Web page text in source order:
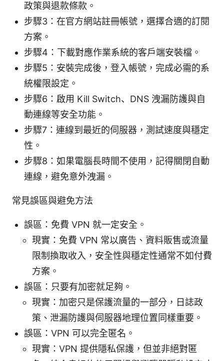
政策與退款條款。
步驟3：在官方網站註冊帳號，選擇合適的訂閱
方案。
步驟4：下載對應作業系統的客戶端安裝檔。
步驟5：安裝完成後，登入帳號，完成必需的系
統權限設定。
步驟6：啟用 Kill Switch、DNS 洩漏防護與自
動連線等安全功能。
步驟7：連線到最近的伺服器，測試速度與穩定
性。
步驟8：如果電腦長時間不使用，記得關閉自動
連線，避免意外洩漏。
常見誤區與避免方法
誤區：免費 VPN 就一定安全。
現實：免費 VPN 常以廣告、資料販售或流量
限制換取收入，安全性與穩定性通常不如付費
方案。
誤區：只要有加密就足夠。
現實：加密只是保護流量的一部分，日誌政
策、泄漏防護與伺服器地理位置同樣重要。
誤區：VPN 可以完全匿名。
現實：VPN 提供隱私保護，但並非絕對匿